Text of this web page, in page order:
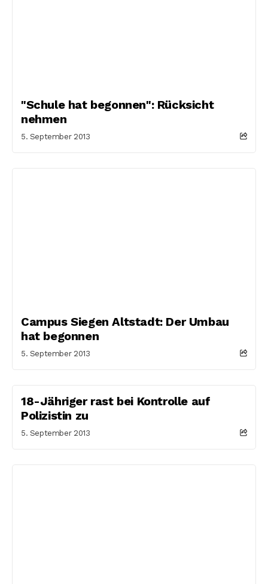
"Schule hat begonnen": Rücksicht
nehmen
5. September 2013
Campus Siegen Altstadt: Der Umbau
hat begonnen
5. September 2013
18-Jähriger rast bei Kontrolle auf
Polizistin zu
5. September 2013